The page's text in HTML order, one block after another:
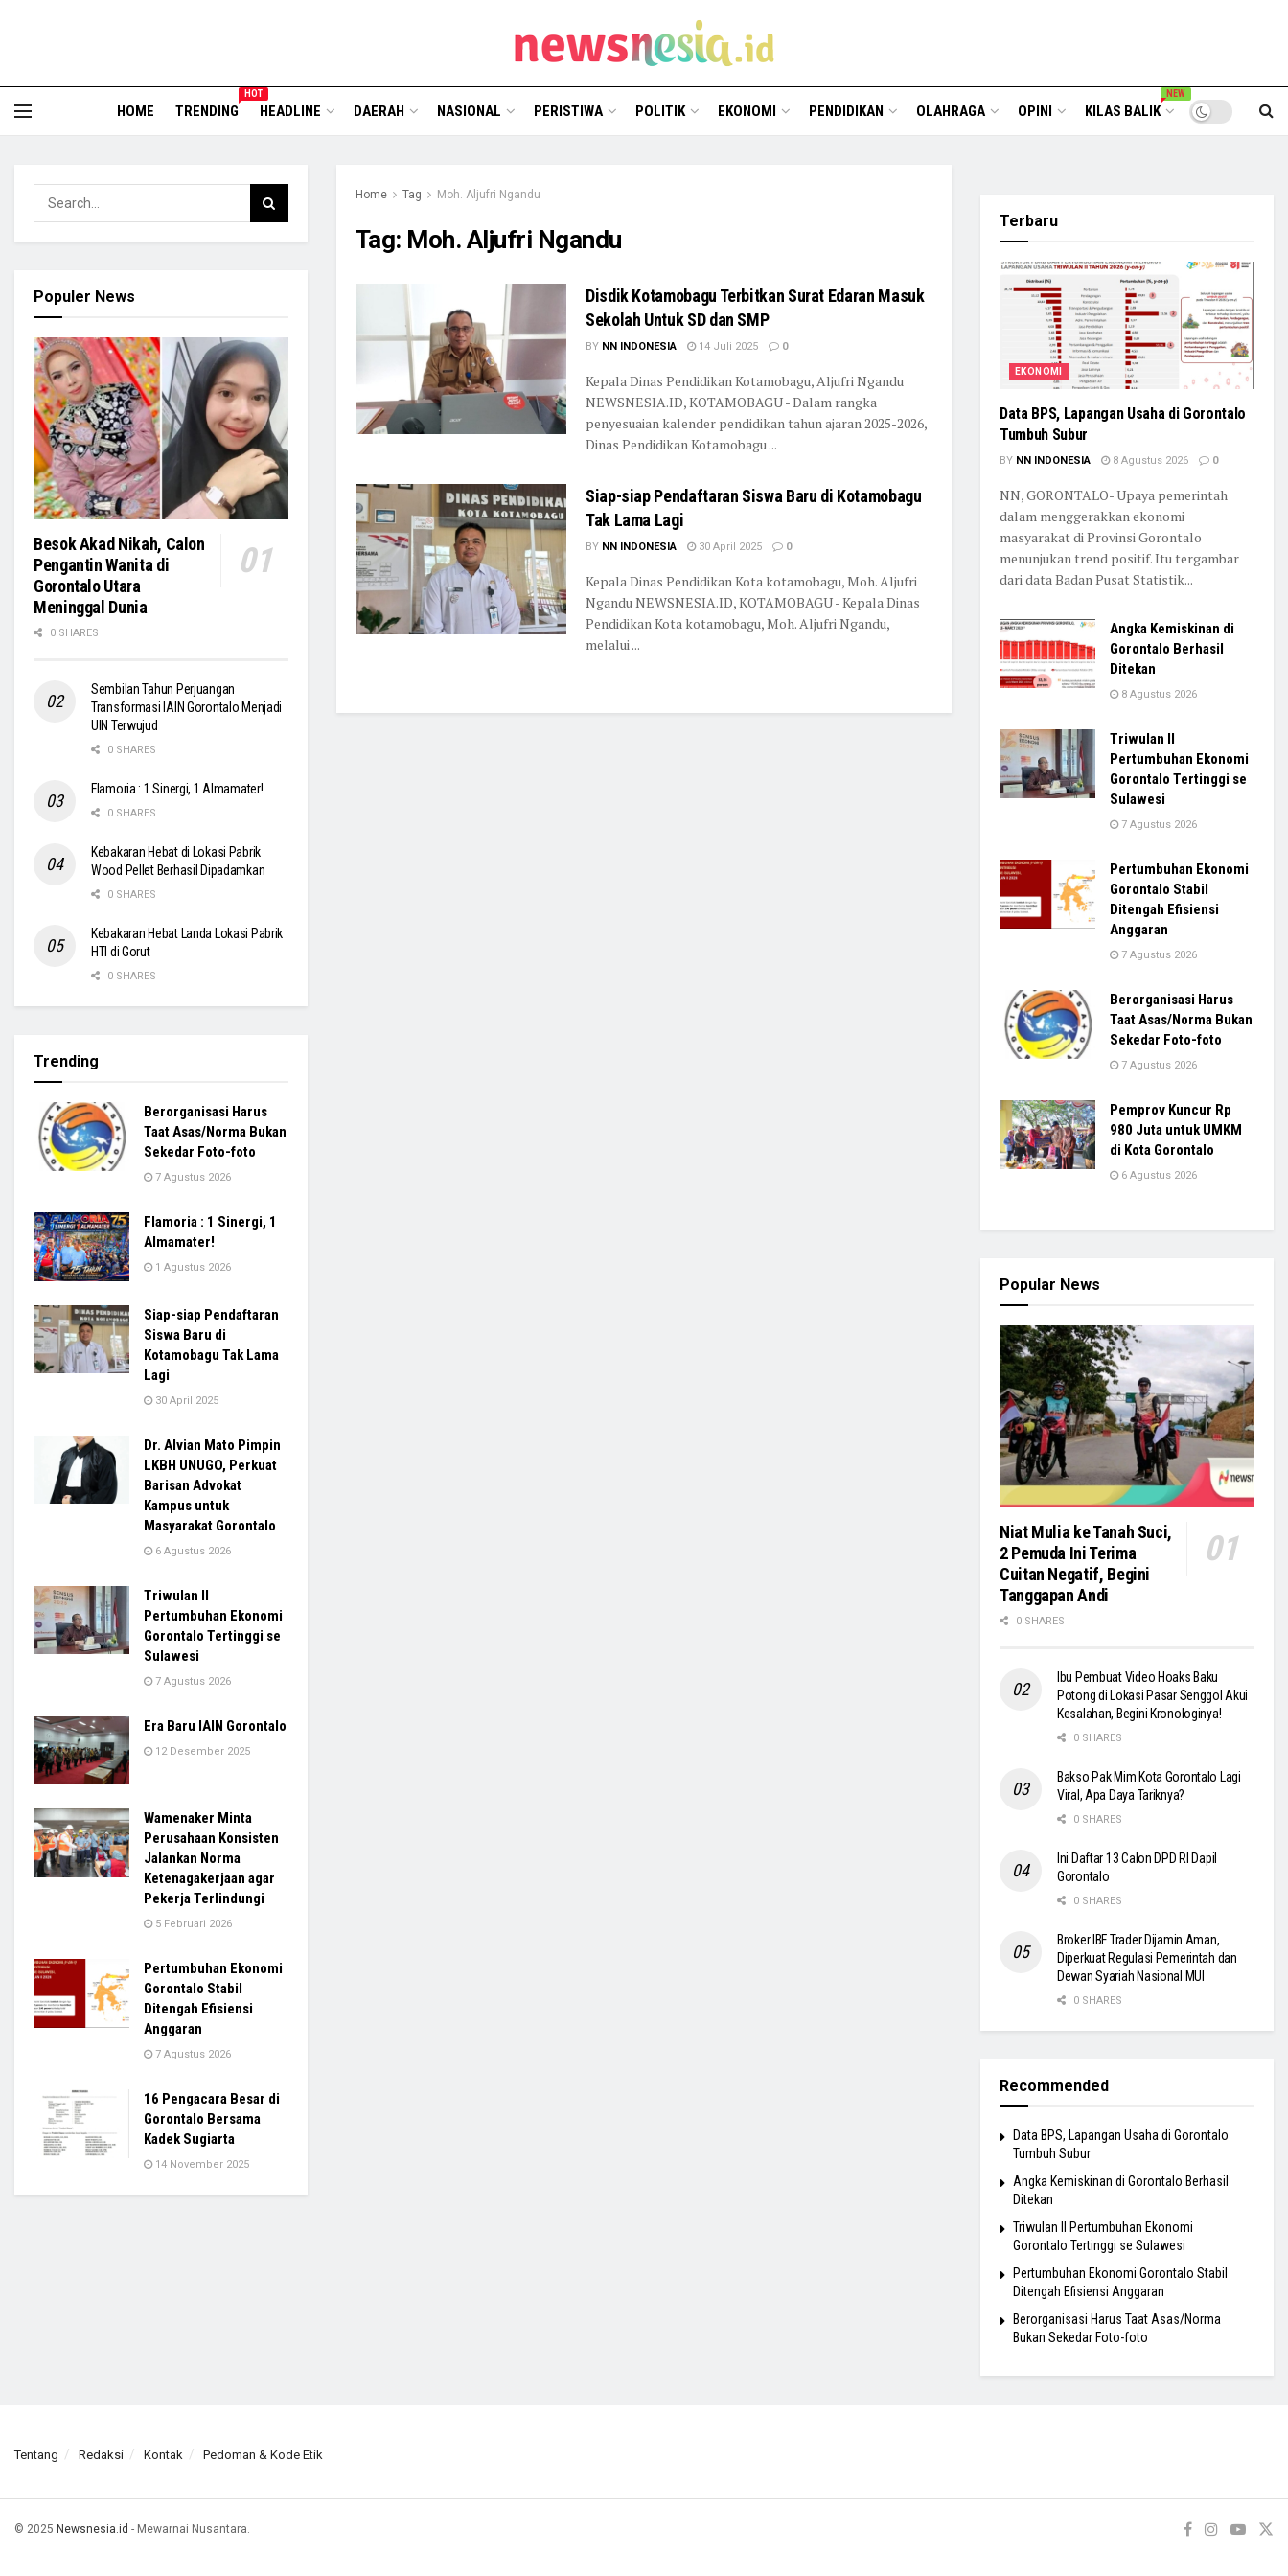
HOME TRENDING
HOT
HEADLINE DAERAH NASIONAL PERISTIWA POLITIK EKONOMI PENDIDIKAN OLAHRAGA OPINI KILAS BALIK
NEW
Home Tag Moh. Aljufri Ngandu
Tag: Moh. Aljufri Ngandu
Disdik Kotamobagu Terbitkan Surat Edaran Masuk
Sekolah Untuk SD dan SMP
BY NN INDONESIA 14 Juli 2025 0
Kepala Dinas Pendidikan Kotamobagu, Aljufri Ngandu
NEWSNESIA.ID, KOTAMOBAGU - Dalam rangka
penyesuaian kalender pendidikan tahun ajaran 2025-2026,
Dinas Pendidikan Kotamobagu ...
Siap-siap Pendaftaran Siswa Baru di Kotamobagu
Tak Lama Lagi
BY NN INDONESIA 30 April 2025 0
Kepala Dinas Pendidikan Kota kotamobagu, Moh. Aljufri
Ngandu NEWSNESIA.ID, KOTAMOBAGU - Kepala Dinas
Pendidikan Kota kotamobagu, Moh. Aljufri Ngandu,
melalui ...
Populer News
Besok Akad Nikah, Calon
Pengantin Wanita di
Gorontalo Utara
Meninggal Dunia
0 SHARES
Sembilan Tahun Perjuangan
Transformasi IAIN Gorontalo Menjadi
UIN Terwujud
0 SHARES
Flamoria : 1 Sinergi, 1 Almamater!
0 SHARES
Kebakaran Hebat di Lokasi Pabrik
Wood Pellet Berhasil Dipadamkan
0 SHARES
Kebakaran Hebat Landa Lokasi Pabrik
HTI di Gorut
0 SHARES
Trending
Berorganisasi Harus
Taat Asas/Norma Bukan
Sekedar Foto-foto
7 Agustus 2026
Flamoria : 1 Sinergi, 1
Almamater!
1 Agustus 2026
Siap-siap Pendaftaran
Siswa Baru di
Kotamobagu Tak Lama
Lagi
30 April 2025
Dr. Alvian Mato Pimpin
LKBH UNUGO, Perkuat
Barisan Advokat
Kampus untuk
Masyarakat Gorontalo
6 Agustus 2026
Triwulan II
Pertumbuhan Ekonomi
Gorontalo Tertinggi se
Sulawesi
7 Agustus 2026
Era Baru IAIN Gorontalo
12 Desember 2025
Wamenaker Minta
Perusahaan Konsisten
Jalankan Norma
Ketenagakerjaan agar
Pekerja Terlindungi
5 Februari 2026
Pertumbuhan Ekonomi
Gorontalo Stabil
Ditengah Efisiensi
Anggaran
7 Agustus 2026
16 Pengacara Besar di
Gorontalo Bersama
Kadek Sugiarta
14 November 2025
Terbaru
EKONOMI
Data BPS, Lapangan Usaha di Gorontalo
Tumbuh Subur
BY NN INDONESIA 8 Agustus 2026 0
NN, GORONTALO- Upaya pemerintah
dalam menggerakkan ekonomi
masyarakat di Provinsi Gorontalo
menunjukan trend positif. Itu tergambar
dari data Badan Pusat Statistik...
Angka Kemiskinan di
Gorontalo Berhasil
Ditekan
8 Agustus 2026
Triwulan II
Pertumbuhan Ekonomi
Gorontalo Tertinggi se
Sulawesi
7 Agustus 2026
Pertumbuhan Ekonomi
Gorontalo Stabil
Ditengah Efisiensi
Anggaran
7 Agustus 2026
Berorganisasi Harus
Taat Asas/Norma Bukan
Sekedar Foto-foto
7 Agustus 2026
Pemprov Kuncur Rp
980 Juta untuk UMKM
di Kota Gorontalo
6 Agustus 2026
Popular News
Niat Mulia ke Tanah Suci,
2 Pemuda Ini Terima
Cuitan Negatif, Begini
Tanggapan Andi
0 SHARES
Ibu Pembuat Video Hoaks Baku
Potong di Lokasi Pasar Senggol Akui
Kesalahan, Begini Kronologinya!
0 SHARES
Bakso Pak Mim Kota Gorontalo Lagi
Viral, Apa Daya Tariknya?
0 SHARES
Ini Daftar 13 Calon DPD RI Dapil
Gorontalo
0 SHARES
Broker IBF Trader Dijamin Aman,
Diperkuat Regulasi Pemerintah dan
Dewan Syariah Nasional MUI
0 SHARES
Recommended
Data BPS, Lapangan Usaha di Gorontalo
Tumbuh Subur
Angka Kemiskinan di Gorontalo Berhasil
Ditekan
Triwulan II Pertumbuhan Ekonomi
Gorontalo Tertinggi se Sulawesi
Pertumbuhan Ekonomi Gorontalo Stabil
Ditengah Efisiensi Anggaran
Berorganisasi Harus Taat Asas/Norma
Bukan Sekedar Foto-foto
Tentang Redaksi Kontak Pedoman & Kode Etik
© 2025 Newsnesia.id - Mewarnai Nusantara.